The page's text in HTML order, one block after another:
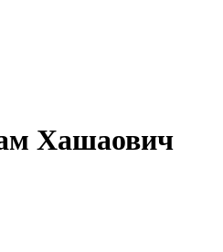
Хашаович